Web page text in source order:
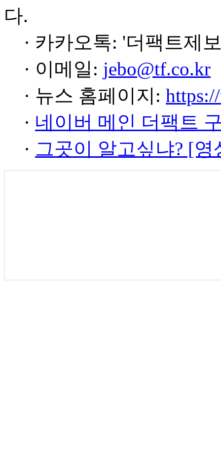
다.
· 카카오톡: '더팩트제
· 이메일: jebo@tf.co.kr
· 뉴스 홈페이지:
· 네이버 메인 더팩트
· 그곳이 알고싶냐? [